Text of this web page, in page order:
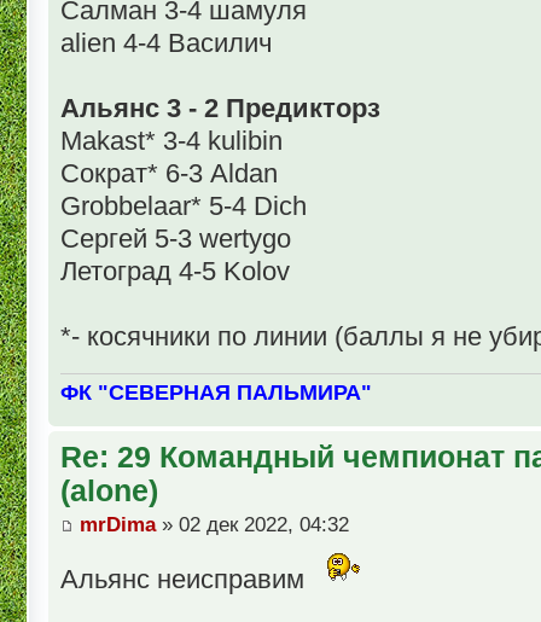
Салман 3-4 шамуля
alien 4-4 Василич
Альянс 3 - 2 Предикторз
Makast* 3-4 kulibin
Сократ* 6-3 Aldan
Grobbelaar* 5-4 Dich
Сергей 5-3 wertygo
Летоград 4-5 Kolov
*- косячники по линии (баллы я не
ФК "СЕВЕРНАЯ ПАЛЬМИРА"
Re: 29 Командный чемпионат
(alone)
mrDima» 02 дек 2022, 04:32
Альянс неисправим